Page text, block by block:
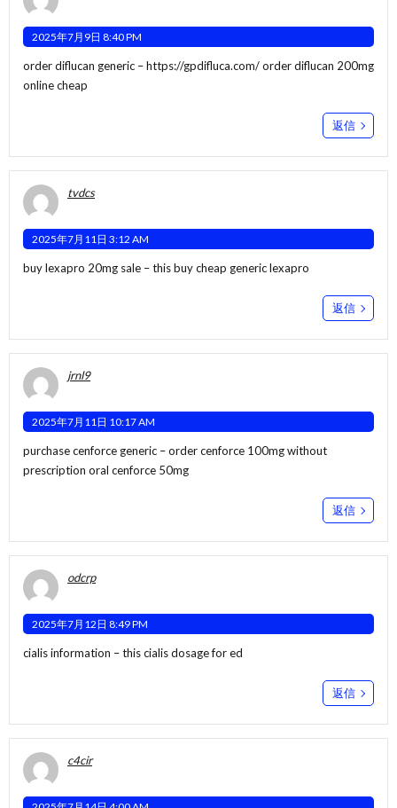
2025年7月9日 8:40 PM
order diflucan generic –https://gpdifluca.com/order diflucan 200mg
online cheap
返信
tvdcs
2025年7月11日 3:12 AM
buy lexapro 20mg sale –thisbuy cheap generic lexapro
返信
jrnl9
2025年7月11日 10:17 AM
purchase cenforce generic –order cenforce 100mg without
prescription oral cenforce 50mg
返信
odcrp
2025年7月12日 8:49 PM
cialis information –thiscialis dosage for ed
返信
c4cir